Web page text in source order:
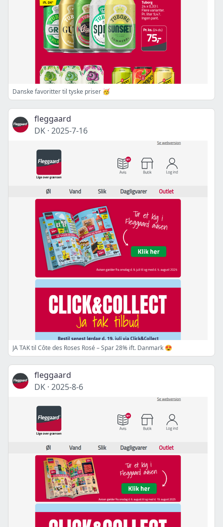
Danske favoritter til tyske priser 🥳
fleggaard
DK · 2025-7-16
JA TAK til Côte des Roses Rosé – Spar 28% ift. Danmark 😍
fleggaard
DK · 2025-8-6